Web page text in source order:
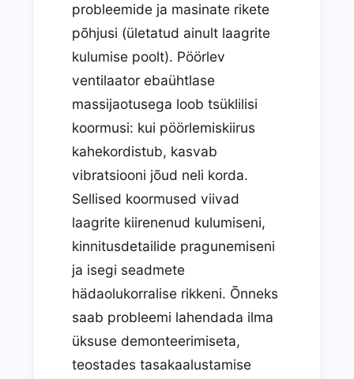
probleemide ja masinate rikete
põhjusi (ületatud ainult laagrite
kulumise poolt). Pöörlev
ventilaator ebaühtlase
massijaotusega loob tsüklilisi
koormusi: kui pöörlemiskiirus
kahekordistub, kasvab
vibratsiooni jõud neli korda.
Sellised koormused viivad
laagrite kiirenenud kulumiseni,
kinnitusdetailide pragunemiseni
ja isegi seadmete
hädaolukorralise rikkeni. Õnneks
saab probleemi lahendada ilma
üksuse demonteerimiseta,
teostades tasakaalustamise